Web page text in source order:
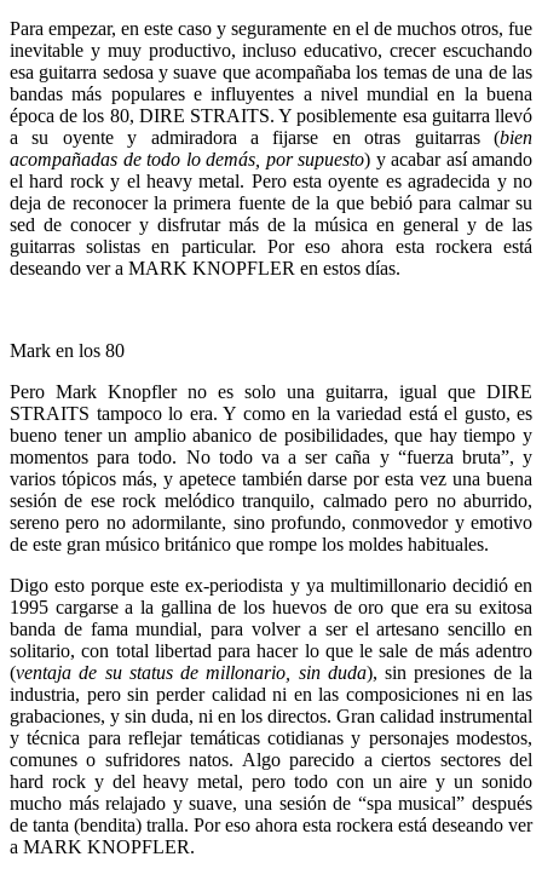
Para empezar, en este caso y seguramente en el de muchos otros, fue
inevitable y muy productivo, incluso educativo, crecer escuchando
esa guitarra sedosa y suave que acompañaba los temas de una de las
bandas más populares e influyentes a nivel mundial en la buena
época de los 80, DIRE STRAITS. Y posiblemente esa guitarra llevó
a su oyente y admiradora a fijarse en otras guitarras (bien
acompañadas de todo lo demás, por supuesto) y acabar así amando
el hard rock y el heavy metal. Pero esta oyente es agradecida y no
deja de reconocer la primera fuente de la que bebió para calmar su
sed de conocer y disfrutar más de la música en general y de las
guitarras solistas en particular. Por eso ahora esta rockera está
deseando ver a MARK KNOPFLER en estos días.
Mark en los 80
Pero Mark Knopfler no es solo una guitarra, igual que DIRE
STRAITS tampoco lo era. Y como en la variedad está el gusto, es
bueno tener un amplio abanico de posibilidades, que hay tiempo y
momentos para todo. No todo va a ser caña y “fuerza bruta”, y
varios tópicos más, y apetece también darse por esta vez una buena
sesión de ese rock melódico tranquilo, calmado pero no aburrido,
sereno pero no adormilante, sino profundo, conmovedor y emotivo
de este gran músico británico que rompe los moldes habituales.
Digo esto porque este ex-periodista y ya multimillonario decidió en
1995 cargarse a la gallina de los huevos de oro que era su exitosa
banda de fama mundial, para volver a ser el artesano sencillo en
solitario, con total libertad para hacer lo que le sale de más adentro
(ventaja de su status de millonario, sin duda), sin presiones de la
industria, pero sin perder calidad ni en las composiciones ni en las
grabaciones, y sin duda, ni en los directos. Gran calidad instrumental
y técnica para reflejar temáticas cotidianas y personajes modestos,
comunes o sufridores natos. Algo parecido a ciertos sectores del
hard rock y del heavy metal, pero todo con un aire y un sonido
mucho más relajado y suave, una sesión de “spa musical” después
de tanta (bendita) tralla. Por eso ahora esta rockera está deseando ver
a MARK KNOPFLER.